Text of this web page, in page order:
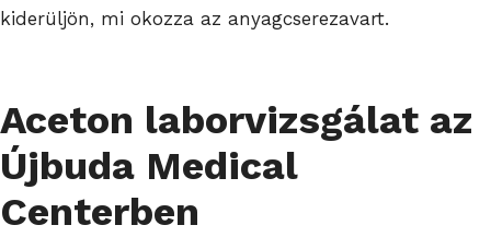
kiderüljön, mi okozza az anyagcserezavart.
Aceton laborvizsgálat az
Újbuda Medical
Centerben